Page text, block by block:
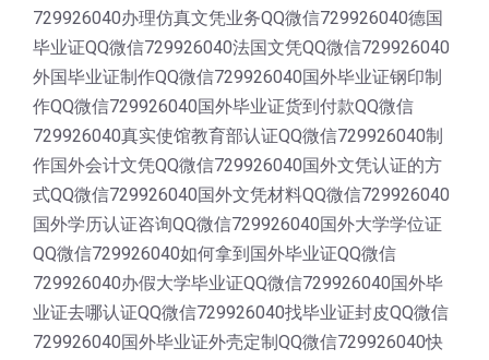
729926040办理仿真文凭业务QQ微信729926040德国
毕业证QQ微信729926040法国文凭QQ微信729926040
外国毕业证制作QQ微信729926040国外毕业证钢印制
作QQ微信729926040国外毕业证货到付款QQ微信
729926040真实使馆教育部认证QQ微信729926040制
作国外会计文凭QQ微信729926040国外文凭认证的方
式QQ微信729926040国外文凭材料QQ微信729926040
国外学历认证咨询QQ微信729926040国外大学学位证
QQ微信729926040如何拿到国外毕业证QQ微信
729926040办假大学毕业证QQ微信729926040国外毕
业证去哪认证QQ微信729926040找毕业证封皮QQ微信
729926040国外毕业证外壳定制QQ微信729926040快